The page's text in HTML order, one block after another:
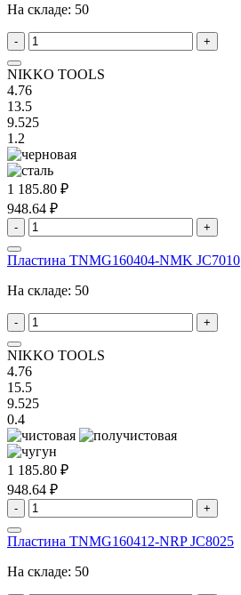
На складе: 50
- +
NIKKO TOOLS
4.76
13.5
9.525
1.2
1 185.80 ₽
948.64 ₽
- +
Пластина TNMG160404-NMK JC7010
На складе: 50
- +
NIKKO TOOLS
4.76
15.5
9.525
0.4
1 185.80 ₽
948.64 ₽
- +
Пластина TNMG160412-NRP JC8025
На складе: 50